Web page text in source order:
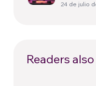
24 de julio
Readers